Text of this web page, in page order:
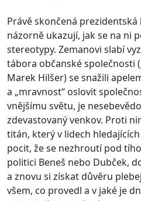
Právě skončená
názorně ukazují, jak se na ni
stereotypy. Zemanovi slabí
tábora občanské společnosti
Marek Hilšer) se snažili
a „mravnost“ oslovit
vnějšímu světu, je
zdevastovaný venkov. Proti
titán, který v lidech
pocit, že se nezhroutí pod
politici Beneš nebo Dubček,
a znovu si získat důvěru
všem, co provedl a v jaké je